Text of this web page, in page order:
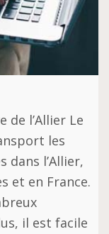
de l’Allier Le
les
dans l’Allier,
et en France.
il est facile